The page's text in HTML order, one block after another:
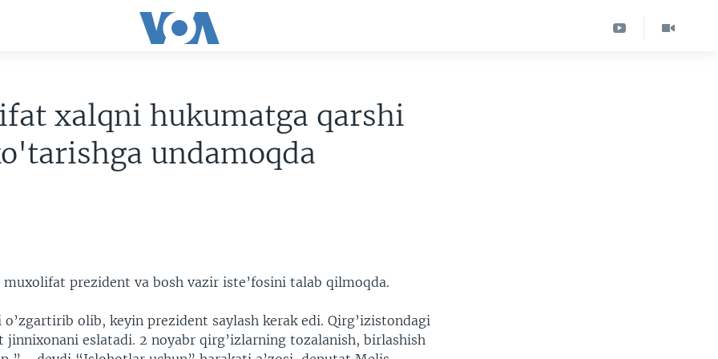
xalqni hukumatga qarshi
undamoqda
muxolifat prezident va bosh vazir iste’fosini talab qilmoqda.
olib, keyin prezident saylash kerak edi. Qirg’izistondagi
jinnixonani eslatadi. 2 noyabr qirg’izlarning tozalanish, birlashish